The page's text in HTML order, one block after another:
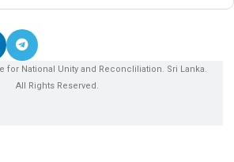
for National Unity and Reconcliliation. Sri Lanka.
All Rights Reserved.